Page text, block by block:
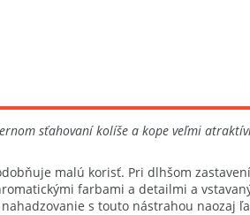
sťahovaní kolíše a kope veľmi
malú korisť. Pri dlhšom
farbami a detailmi a
s touto nástrahou naozaj